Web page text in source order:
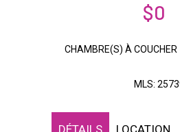
$0
CHAMBRE(S) À COUCHER
MLS:
DÉTAILS LOCATION